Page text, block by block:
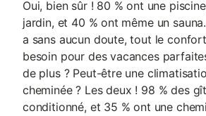
Oui, bien sûr ! 80 % ont une
jardin, et 40 % ont même un
a sans aucun doute, tout le
besoin pour des vacances
de plus ? Peut-être une
cheminée ? Les deux ! 98 % des
conditionné, et 35 % ont une